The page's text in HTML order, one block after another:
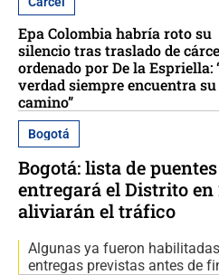
Epa Colombia habría roto su
silencio tras traslado de
ordenado por De la Espriella:
verdad siempre encuentra su
camino”
Bogotá
Bogotá: lista de
entregará el Distrito en
aliviarán el tráfico
Algunas ya fueron
entregas previstas antes de